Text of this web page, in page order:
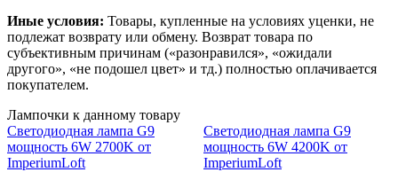
Иные условия: Товары, купленные на условиях уценки, не
подлежат возврату или обмену. Возврат товара по
субъективным причинам («разонравился», «ожидали
другого», «не подошел цвет» и тд.) полностью оплачивается
покупателем.
Лампочки к данному товару
Светодиодная лампа G9
мощность 6W 2700K от
ImperiumLoft
Светодиодная лампа G9
мощность 6W 4200K от
ImperiumLoft